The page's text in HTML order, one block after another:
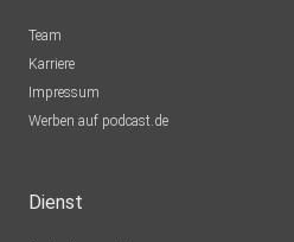
Team
Karriere
Impressum
Werben auf podcast.de
Dienst